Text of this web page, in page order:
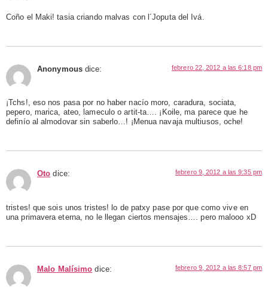
Coño el Maki! tasia criando malvas con l´Joputa del Ivá.
Anonymous dice: febrero 22, 2012 a las 6:18 pm
¡Tchs!, eso nos pasa por no haber nacío moro, caradura, sociata,
pepero, marica, ateo, lameculo o artit-ta…. ¡Koile, ma parece que he
definío al almodovar sin saberlo…! ¡Menua navaja multiusos, oche!
Oto dice: febrero 9, 2012 a las 9:35 pm
tristes! que sois unos tristes! lo de patxy pase por que como vive en
una primavera eterna, no le llegan ciertos mensajes…. pero malooo xD
Malo Malísimo dice: febrero 9, 2012 a las 8:57 pm